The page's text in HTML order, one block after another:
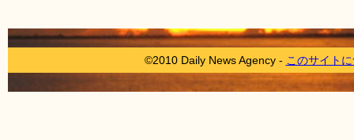
©2010 Daily News Agency - このサイト